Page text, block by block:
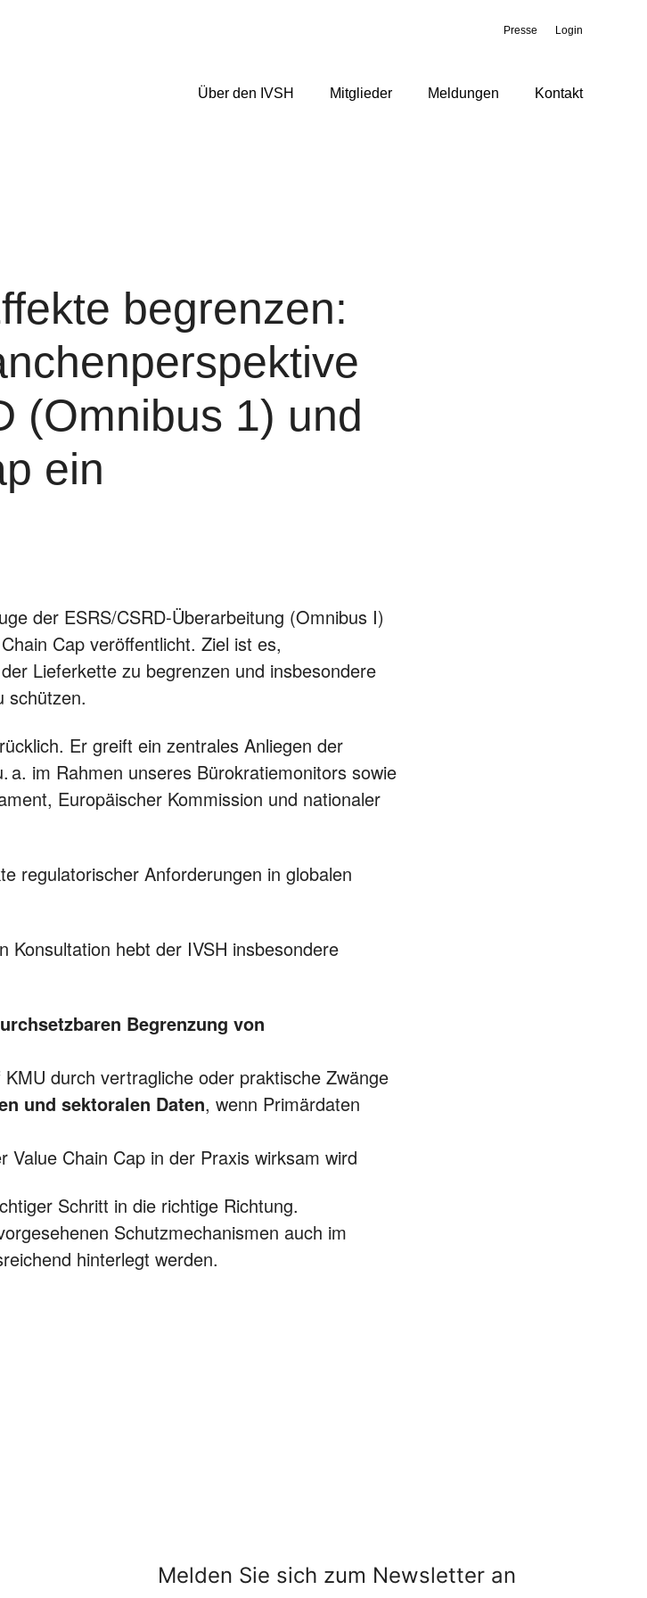
Presse Login
Über den IVSH Mitglieder Meldungen Kontakt
begrenzen:
(Omnibus 1) und
ein
der ESRS/CSRD‑Überarbeitung (Omnibus I)
Cap veröffentlicht. Ziel ist es,
Lieferkette zu begrenzen und insbesondere
schützen.
Er greift ein zentrales Anliegen der
a. im Rahmen unseres Bürokratiemonitors sowie
Europäischer Kommission und nationaler
regulatorischer Anforderungen in globalen
Konsultation hebt der IVSH insbesondere
Begrenzung von
durch vertragliche oder praktische Zwänge
und sektoralen Daten, wenn Primärdaten
Value Chain Cap in der Praxis wirksam wird
Schritt in die richtige Richtung.
Schutzmechanismen auch im
hinterlegt werden.
Melden Sie sich zum Newsletter an